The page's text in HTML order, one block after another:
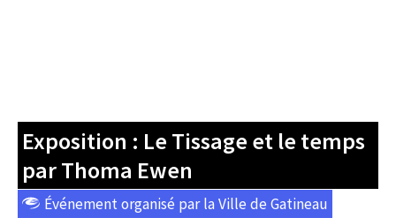
Exposition : Le Tissage et le temps
par Thoma Ewen
Événement organisé par la Ville de Gatineau